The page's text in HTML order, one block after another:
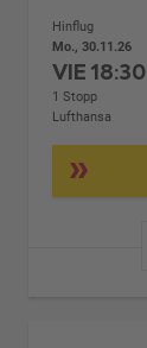
Hinflug
Mo., 30.11.26
VIE18:30
1 Stopp
Lufthansa